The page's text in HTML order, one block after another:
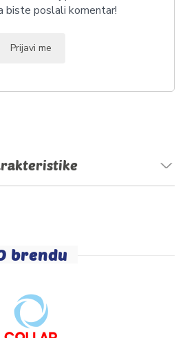
biste poslali komentar!
Prijavi me
brendu